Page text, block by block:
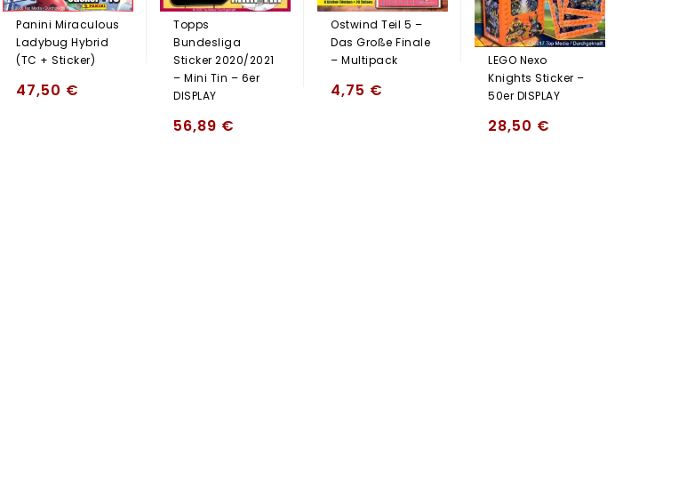
Panini Miraculous
Ladybug Hybrid
(TC + Sticker)
47,50 €
Topps
Bundesliga
Sticker 2020/2021
– Mini Tin – 6er
DISPLAY
56,89 €
Ostwind Teil 5 –
Das Große Finale
– Multipack
4,75 €
LEGO Nexo
Knights Sticker –
50er DISPLAY
28,50 €